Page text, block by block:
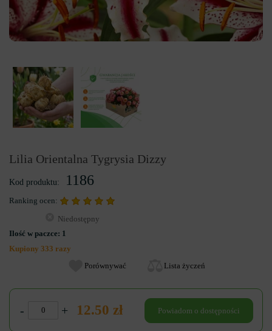
Lilia Orientalna Tygrysia Dizzy
Kod produktu: 1186
Ranking ocen:
Niedostępny
Ilość w paczce: 1
Kupiony 333 razy
Porównywać
Lista życzeń
- + 12.50 zł Powiadom o dostępności